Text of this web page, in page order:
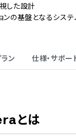
した設計
ンの基盤となるシス
ン 仕様・サポー
とは